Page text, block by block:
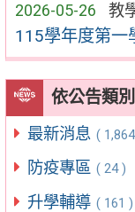
2026-05-26 教
115學年度第一
依公告類
最新消息 (
防疫專區 ( 24 )
升學輔導 ( 161 )